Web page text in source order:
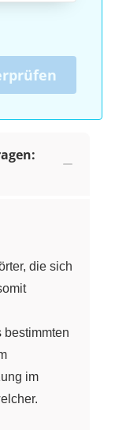
die sich
im